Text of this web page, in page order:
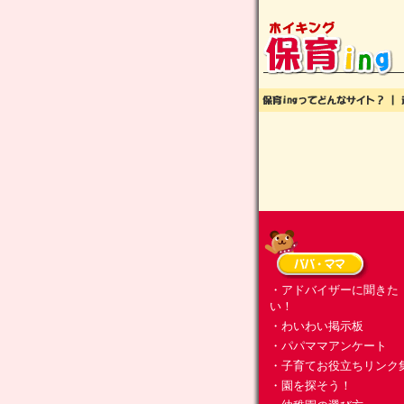
・アドバイザーに聞きた
い！
・わいわい掲示板
・パパママアンケート
・子育てお役立ちリンク
・園を探そう！